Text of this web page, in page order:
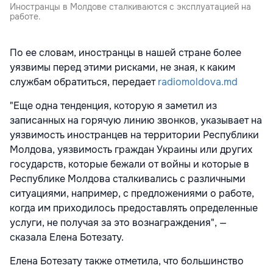
Иностранцы в Молдове сталкиваются с эксплуатацией на
работе.
По ее словам, иностранцы в нашей стране более
уязвимы перед этими рисками, не зная, к каким
службам обратиться, передаетradiomoldova.md
"Еще одна тенденция, которую я заметил из
записанных на горячую линию звонков, указывает на
уязвимость иностранцев на территории Республики
Молдова, уязвимость граждан Украины или других
государств, которые бежали от войны и которые в
Республике Молдова сталкивались с различными
ситуациями, например, с предложениями о работе,
когда им приходилось предоставлять определенные
услуги, не получая за это вознаграждения", —
сказала Елена Ботезату.
Елена Ботезату также отметила, что большинство